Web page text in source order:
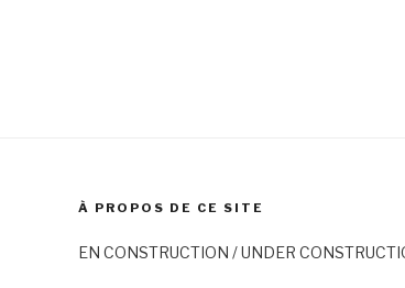
À PROPOS DE CE SITE
EN CONSTRUCTION / UNDER